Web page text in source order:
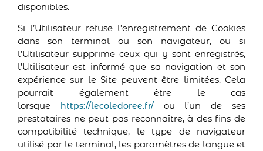
disponibles.
Si l’Utilisateur refuse l’enregistrement de Cookies
dans son terminal ou son navigateur, ou si
l’Utilisateur supprime ceux qui y sont enregistrés,
l’Utilisateur est informé que sa navigation et son
expérience sur le Site peuvent être limitées. Cela
pourrait également être le cas
lorsque
https://lecoledoree.fr/ou l’un de ses
prestataires ne peut pas reconnaître, à des fins de
compatibilité technique, le type de navigateur
utilisé par le terminal, les paramètres de langue et